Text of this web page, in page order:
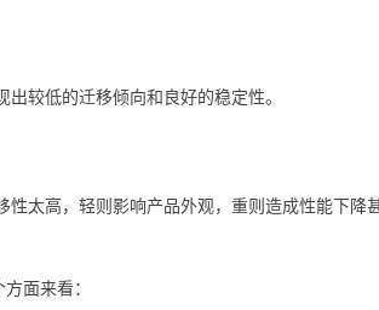
较低的迁移倾向和良好的稳定性。
太高，轻则影响产品外观，重则造成性能下降
面来看：